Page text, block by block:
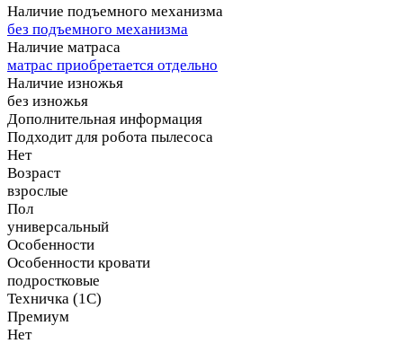
Наличие подъемного механизма
без подъемного механизма
Наличие матраса
матрас приобретается отдельно
Наличие изножья
без изножья
Дополнительная информация
Подходит для робота пылесоса
Нет
Возраст
взрослые
Пол
универсальный
Особенности
Особенности кровати
подростковые
Техничка (1С)
Премиум
Нет